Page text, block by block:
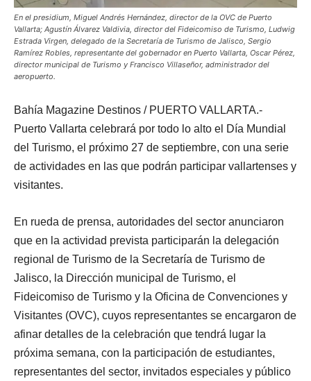
En el presidium, Miguel Andrés Hernández, director de la OVC de Puerto
Vallarta; Agustín Álvarez Valdivia, director del Fideicomiso de Turismo, Ludwig
Estrada Virgen, delegado de la Secretaría de Turismo de Jalisco, Sergio
Ramírez Robles, representante del gobernador en Puerto Vallarta, Oscar Pérez,
director municipal de Turismo y Francisco Villaseñor, administrador del
aeropuerto.
Bahía Magazine Destinos / PUERTO VALLARTA.-
Puerto Vallarta celebrará por todo lo alto el Día Mundial
del Turismo, el próximo 27 de septiembre, con una serie
de actividades en las que podrán participar vallartenses y
visitantes.
En rueda de prensa, autoridades del sector anunciaron
que en la actividad prevista participarán la delegación
regional de Turismo de la Secretaría de Turismo de
Jalisco, la Dirección municipal de Turismo, el
Fideicomiso de Turismo y la Oficina de Convenciones y
Visitantes (OVC), cuyos representantes se encargaron de
afinar detalles de la celebración que tendrá lugar la
próxima semana, con la participación de estudiantes,
representantes del sector, invitados especiales y público